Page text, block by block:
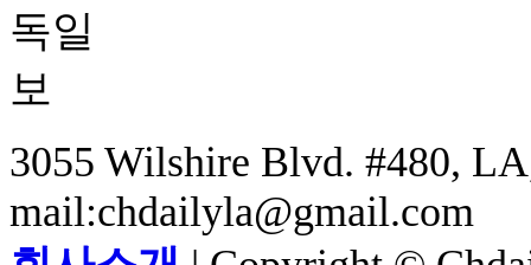
3055 Wilshire Blvd. #480,
mail:chdailyla@gmail.com